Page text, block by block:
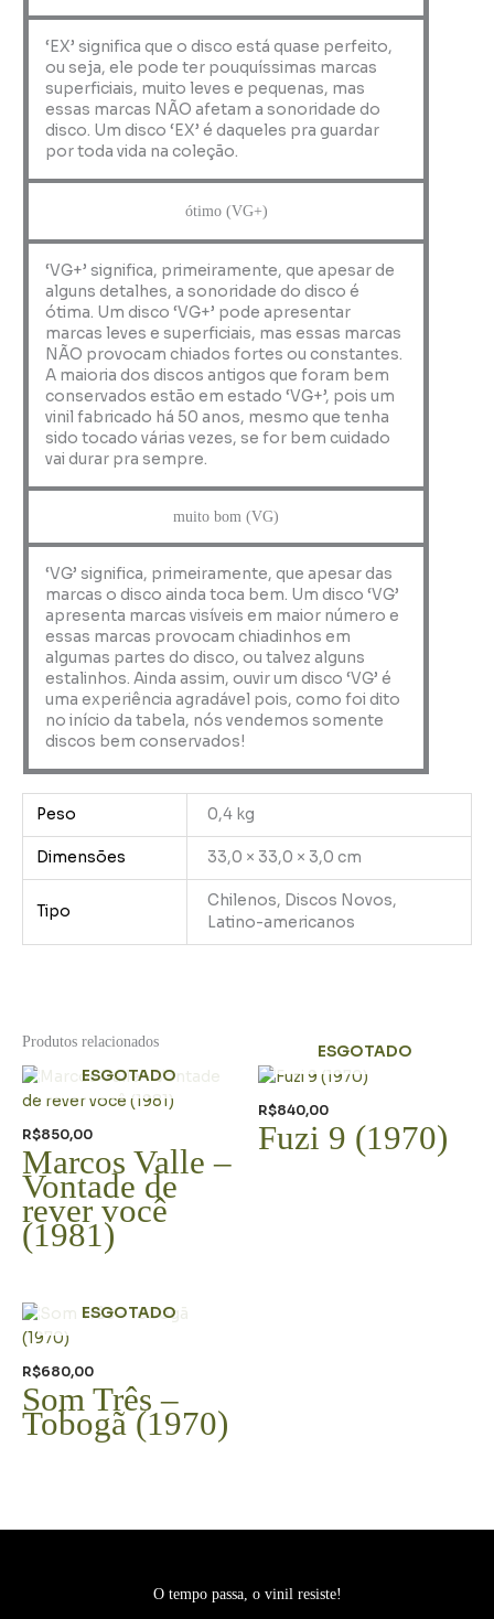
‘EX’ significa que o disco está quase perfeito,
ou seja, ele pode ter pouquíssimas marcas
superficiais, muito leves e pequenas, mas
essas marcas NÃO afetam a sonoridade do
disco. Um disco ‘EX’ é daqueles pra guardar
por toda vida na coleção.
ótimo (VG+)
‘VG+’ significa, primeiramente, que apesar de
alguns detalhes, a sonoridade do disco é
ótima. Um disco ‘VG+’ pode apresentar
marcas leves e superficiais, mas essas marcas
NÃO provocam chiados fortes ou constantes.
A maioria dos discos antigos que foram bem
conservados estão em estado ‘VG+’, pois um
vinil fabricado há 50 anos, mesmo que tenha
sido tocado várias vezes, se for bem cuidado
vai durar pra sempre.
muito bom (VG)
‘VG’ significa, primeiramente, que apesar das
marcas o disco ainda toca bem. Um disco ‘VG’
apresenta marcas visíveis em maior número e
essas marcas provocam chiadinhos em
algumas partes do disco, ou talvez alguns
estalinhos. Ainda assim, ouvir um disco ‘VG’ é
uma experiência agradável pois, como foi dito
no início da tabela, nós vendemos somente
discos bem conservados!
Peso 0,4 kg
Dimensões 33,0 × 33,0 × 3,0 cm
Tipo
Chilenos, Discos Novos,
Latino-americanos
Produtos relacionados
ESGOTADO
R$850,00
Marcos Valle –
Vontade de
rever você
(1981)
ESGOTADO
R$840,00
Fuzi 9 (1970)
ESGOTADO
R$680,00
Som Três –
Tobogã (1970)
O tempo passa, o vinil resiste!